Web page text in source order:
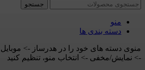
جستجو
منو
دسته بندی ها
منوی دسته های خود را در هدرساز ->
-> نمایش/مخفی -> انتخاب منو، تنظیم کنید